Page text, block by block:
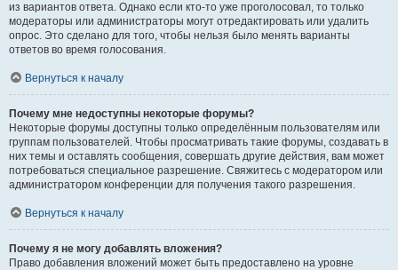
из вариантов ответа. Однако если кто-то уже проголосовал, то только
модераторы или администраторы могут отредактировать или удалить
опрос. Это сделано для того, чтобы нельзя было менять варианты
ответов во время голосования.
Вернуться к началу
Почему мне недоступны некоторые форумы?
Некоторые форумы доступны только определённым пользователям или
группам пользователей. Чтобы просматривать такие форумы, создавать в
них темы и оставлять сообщения, совершать другие действия, вам может
потребоваться специальное разрешение. Свяжитесь с модератором или
администратором конференции для получения такого разрешения.
Вернуться к началу
Почему я не могу добавлять вложения?
Право добавления вложений может быть предоставлено на уровне